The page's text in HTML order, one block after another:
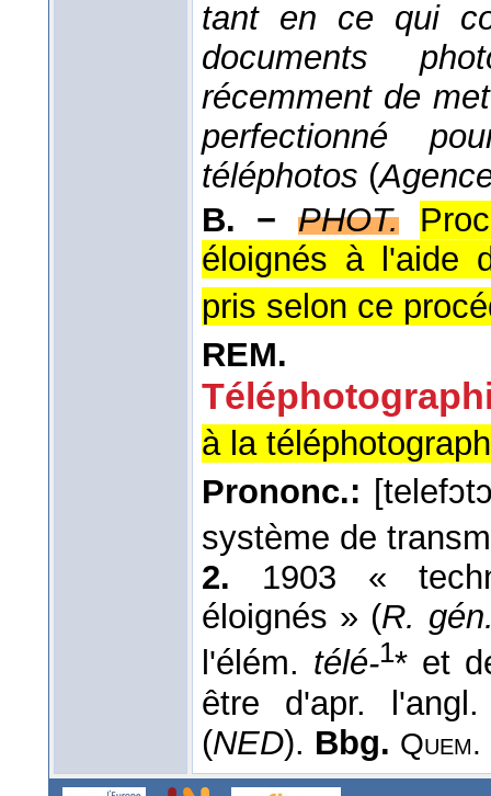
tant en ce qui
documents
récemment de
perfectionné
téléphotos (
B. − PHOT.
éloignés à l'aide
pris selon ce
REM.
à la
Prononc.:
système de
2. 1903 «
éloignés » (R.
l'élém. télé-1* et
être d'apr.
(NED). Bbg. Quem.